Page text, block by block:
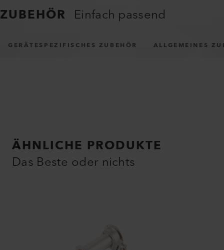
ZUBEHÖR Einfach passend
GERÄTESPEZIFISCHES ZUBEHÖR ALLGEMEINES
ÄHNLICHE PRODUKTE
Das Beste oder nichts